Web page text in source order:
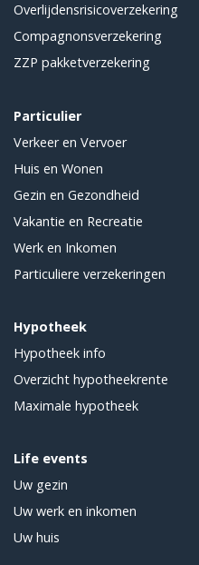
Overlijdensrisicoverzekering
Compagnonsverzekering
ZZP pakketverzekering
Particulier
Verkeer en Vervoer
Huis en Wonen
Gezin en Gezondheid
Vakantie en Recreatie
Werk en Inkomen
Particuliere verzekeringen
Hypotheek
Hypotheek info
Overzicht hypotheekrente
Maximale hypotheek
Life events
Uw gezin
Uw werk en inkomen
Uw huis